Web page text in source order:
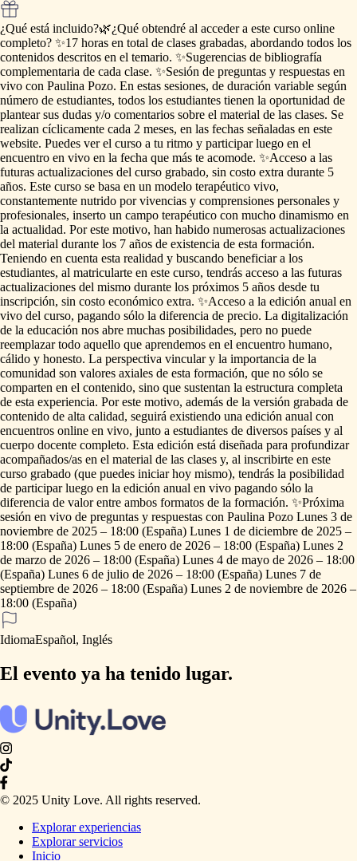
¿Qué está incluido?🌿¿Qué obtendré al acceder a este curso online
completo? ✨️17 horas en total de clases grabadas, abordando todos los
contenidos descritos en el temario. ✨️Sugerencias de bibliografía
complementaria de cada clase. ✨️Sesión de preguntas y respuestas en
vivo con Paulina Pozo. En estas sesiones, de duración variable según
número de estudiantes, todos los estudiantes tienen la oportunidad de
plantear sus dudas y​/​o comentarios sobre el material de las clases. Se
realizan cíclicamente cada 2 meses, en las fechas señaladas en este
website. Puedes ver el curso a tu ritmo y participar luego en el
encuentro en vivo en la fecha que más te acomode. ✨️Acceso a las
futuras actualizaciones del curso grabado, sin costo extra durante 5
años. Este curso se basa en un modelo terapéutico vivo,
constantemente nutrido por vivencias y comprensiones personales y
profesionales, inserto un campo terapéutico con mucho dinamismo en
la actualidad. Por este motivo, han habido numerosas actualizaciones
del material durante los 7 años de existencia de esta formación.
Teniendo en cuenta esta realidad y buscando beneficiar a los
estudiantes, al matricularte en este curso, tendrás acceso a las futuras
actualizaciones del mismo durante los próximos 5 años desde tu
inscripción, sin costo económico extra. ✨️Acceso a la edición anual en
vivo del curso, pagando sólo la diferencia de precio. La digitalización
de la educación nos abre muchas posibilidades, pero no puede
reemplazar todo aquello que aprendemos en el encuentro humano,
cálido y honesto. La perspectiva vincular y la importancia de la
comunidad son valores axiales de esta formación, que no sólo se
comparten en el contenido, sino que sustentan la estructura completa
de esta experiencia. Por este motivo, además de la versión grabada de
contenido de alta calidad, seguirá existiendo una edición anual con
encuentros online en vivo, junto a estudiantes de diversos países y al
cuerpo docente completo. Esta edición está diseñada para profundizar
acompañados​/​as en el material de las clases y, al inscribirte en este
curso grabado (que puedes iniciar hoy mismo), tendrás la posibilidad
de participar luego en la edición anual en vivo pagando sólo la
diferencia de valor entre ambos formatos de la formación. ✨️Próxima
sesión en vivo de preguntas y respuestas con Paulina Pozo Lunes 3 de
noviembre de 2025 – 18:00 (España) Lunes 1 de diciembre de 2025 –
18:00 (España) Lunes 5 de enero de 2026 – 18:00 (España) Lunes 2
de marzo de 2026 – 18:00 (España) Lunes 4 de mayo de 2026 – 18:00
(España) Lunes 6 de julio de 2026 – 18:00 (España) Lunes 7 de
septiembre de 2026 – 18:00 (España) Lunes 2 de noviembre de 2026 –
18:00 (España)
IdiomaEspañol, Inglés
El evento ya ha tenido lugar.
© 2025 Unity Love. All rights reserved.
Explorar experiencias
Explorar servicios
Inicio